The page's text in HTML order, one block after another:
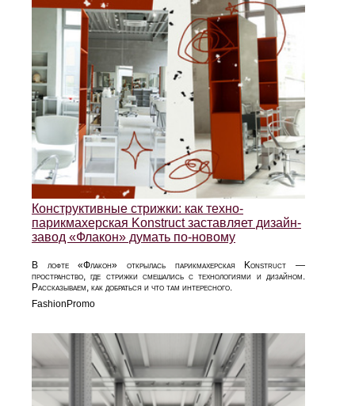
Конструктивные стрижки: как техно-
парикмахерская Konstruct заставляет дизайн-
завод «Флакон» думать по-новому
В лофте «Флакон» открылась парикмахерская Konstruct —
пространство, где стрижки смешались с технологиями и дизайном.
Рассказываем, как добраться и что там интересного.
FashionPromo